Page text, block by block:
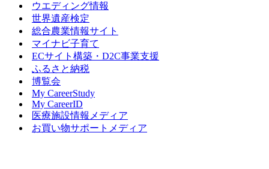
ウエディング情報
世界遺産検定
総合農業情報サイト
マイナビ子育て
ECサイト構築・D2C事業支援
ふるさと納税
博覧会
My CareerStudy
My CareerID
医療施設情報メディア
お買い物サポートメディア